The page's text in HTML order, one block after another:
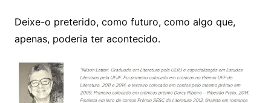
Deixe-o preterido, como futuro, como algo que,
apenas, poderia ter acontecido.